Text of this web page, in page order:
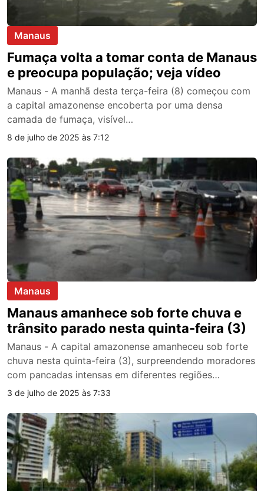
Manaus
Fumaça volta a tomar conta de Manaus
e preocupa população; veja vídeo
Manaus - A manhã desta terça-feira (8) começou com
a capital amazonense encoberta por uma densa
camada de fumaça, visível…
8 de julho de 2025 às 7:12
Manaus
Manaus amanhece sob forte chuva e
trânsito parado nesta quinta-feira (3)
Manaus - A capital amazonense amanheceu sob forte
chuva nesta quinta-feira (3), surpreendendo moradores
com pancadas intensas em diferentes regiões…
3 de julho de 2025 às 7:33